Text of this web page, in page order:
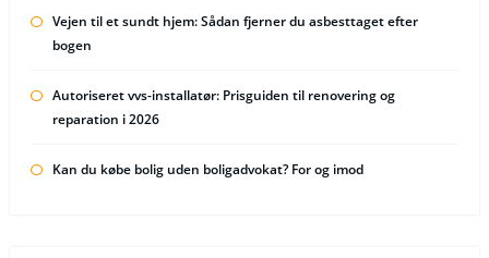
Vejen til et sundt hjem: Sådan fjerner du asbesttaget efter
bogen
Autoriseret vvs-installatør: Prisguiden til renovering og
reparation i 2026
Kan du købe bolig uden boligadvokat? For og imod